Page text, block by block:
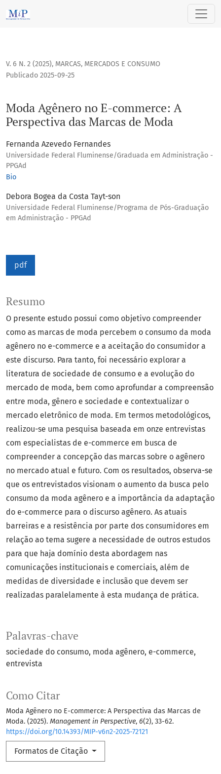
Moda Agênero no E-commerce: A Perspectiva das Marcas
V. 6 N. 2 (2025), MARCAS, MERCADOS E CONSUMO
Moda Agênero no E-commerce: A
Perspectiva das Marcas de Moda
Publicado 2025-09-25
Fernanda Azevedo Fernandes
Universidade Federal Fluminense/Graduada em Administração -
PPGAd
Bio
Debora Bogea da Costa Tayt-son
Universidade Federal Fluminense/Programa de Pós-Graduação
em Administração - PPGAd
pdf
Palavras-chave
sociedade do consumo moda agênero e-commerce
entrevista
Como Citar
Moda Agênero no E-commerce: A Perspectiva das Marcas de
Moda. (2025). Management in Perspective, 6(2), 33-62.
https://doi.org/10.14393/MIP-v6n2-2025-72121
Formatos de Citação
Resumo
O presente estudo possui como objetivo compreender
como as marcas de moda percebem o consumo da moda
agênero no e-commerce e a aceitação do consumidor a
este discurso. Para tanto, foi necessário explorar a
literatura de sociedade de consumo e a evolução do
mercado de moda, bem como aprofundar a compreensão
entre moda, gênero e sociedade e contextualizar o
mercado eletrônico de moda. Em termos metodológicos,
realizou-se uma pesquisa baseada em onze entrevistas
com especialistas de e-commerce em busca de
compreender a concepção das marcas sobre o agênero
no mercado atual e futuro. Com os resultados, observa-se
que os entrevistados visionam o aumento da busca pelo
consumo da moda agênero e a importância da adaptação
do e-commerce para o discurso agênero. As atuais
barreiras e a resistência por parte dos consumidores em
relação ao tema sugere a necessidade de outros estudos
para que haja domínio desta abordagem nas
comunicações institucionais e comerciais, além de
medidas de diversidade e inclusão que devem ser
realizadas paralelamente à esta mudança de prática.